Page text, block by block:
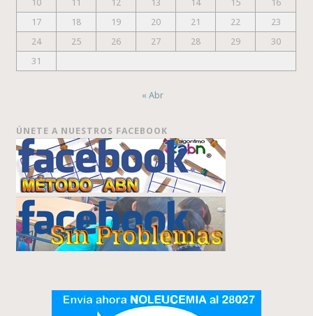
10
11 12 13 14 15
16
17
18 19 20 21 22
23
24
25 26 27 28 29
30
31
« Abr
ÚNETE A NUESTROS FACEBOOK